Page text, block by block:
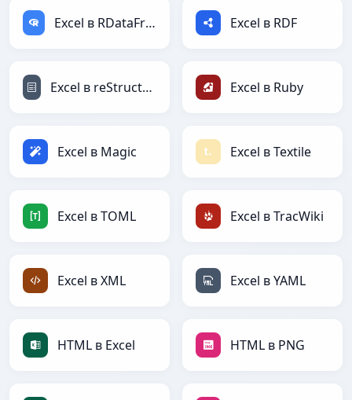
Excel в RDataFrame Excel в RDF
Excel в reStructuredText Excel в Ruby
Excel в Magic Excel в Textile
Excel в TOML Excel в TracWiki
Excel в XML Excel в YAML
HTML в Excel HTML в PNG